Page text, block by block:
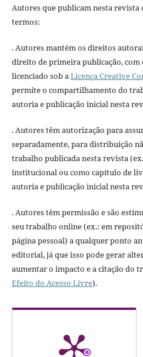
Autores que publicam nesta revista
termos:
. Autores mantém os direitos
direito de primeira publicação,
licenciado sob aLicença Creative
permite o compartilhamento do
autoria e publicação inicial nesta
. Autores têm autorização para
separadamente, para distribuição
trabalho publicada nesta revista
institucional ou como capítulo de
autoria e publicação inicial nesta
. Autores têm permissão e são
seu trabalho online (ex.: em
página pessoal) a qualquer ponto
editorial, já que isso pode gerar
aumentar o impacto e a citação do
Efeito do Acesso Livre).